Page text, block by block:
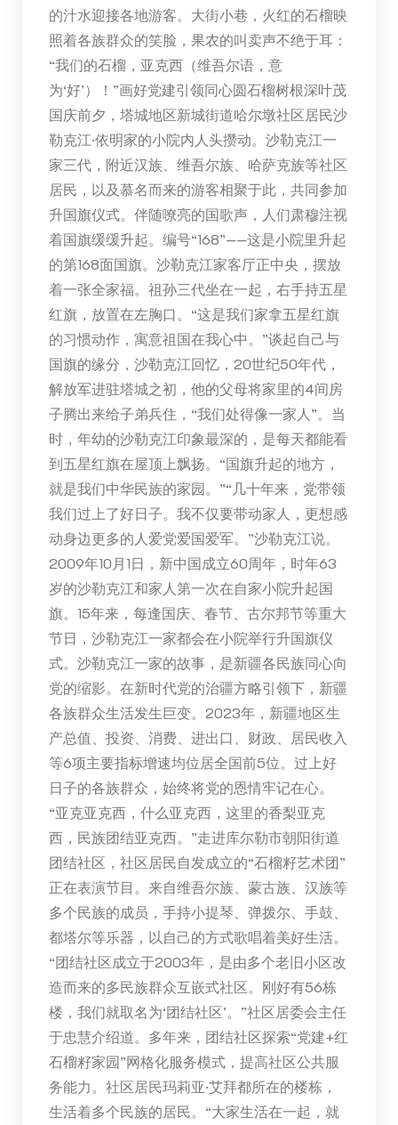
的汁水迎接各地游客。大街小巷，火红的石榴映
照着各族群众的笑脸，果农的叫卖声不绝于耳：
“我们的石榴，亚克西（维吾尔语，意
为‘好’）！”画好党建引领同心圆石榴树根深叶茂
国庆前夕，塔城地区新城街道哈尔墩社区居民沙
勒克江·依明家的小院内人头攒动。沙勒克江一
家三代，附近汉族、维吾尔族、哈萨克族等社区
居民，以及慕名而来的游客相聚于此，共同参加
升国旗仪式。伴随嘹亮的国歌声，人们肃穆注视
着国旗缓缓升起。编号“168”——这是小院里升起
的第168面国旗。沙勒克江家客厅正中央，摆放
着一张全家福。祖孙三代坐在一起，右手持五星
红旗，放置在左胸口。“这是我们家拿五星红旗
的习惯动作，寓意祖国在我心中。”谈起自己与
国旗的缘分，沙勒克江回忆，20世纪50年代，
解放军进驻塔城之初，他的父母将家里的4间房
子腾出来给子弟兵住，“我们处得像一家人”。当
时，年幼的沙勒克江印象最深的，是每天都能看
到五星红旗在屋顶上飘扬。“国旗升起的地方，
就是我们中华民族的家园。”“几十年来，党带领
我们过上了好日子。我不仅要带动家人，更想感
动身边更多的人爱党爱国爱军。”沙勒克江说。
2009年10月1日，新中国成立60周年，时年63
岁的沙勒克江和家人第一次在自家小院升起国
旗。15年来，每逢国庆、春节、古尔邦节等重大
节日，沙勒克江一家都会在小院举行升国旗仪
式。沙勒克江一家的故事，是新疆各民族同心向
党的缩影。在新时代党的治疆方略引领下，新疆
各族群众生活发生巨变。2023年，新疆地区生
产总值、投资、消费、进出口、财政、居民收入
等6项主要指标增速均位居全国前5位。过上好
日子的各族群众，始终将党的恩情牢记在心。
“亚克亚克西，什么亚克西，这里的香梨亚克
西，民族团结亚克西。”走进库尔勒市朝阳街道
团结社区，社区居民自发成立的“石榴籽艺术团”
正在表演节目。来自维吾尔族、蒙古族、汉族等
多个民族的成员，手持小提琴、弹拨尔、手鼓、
都塔尔等乐器，以自己的方式歌唱着美好生活。
“团结社区成立于2003年，是由多个老旧小区改
造而来的多民族群众互嵌式社区。刚好有56栋
楼，我们就取名为‘团结社区’。”社区居委会主任
于忠慧介绍道。多年来，团结社区探索“党建+红
石榴籽家园”网格化服务模式，提高社区公共服
务能力。社区居民玛莉亚·艾拜都所在的楼栋，
生活着多个民族的居民。“大家生活在一起，就